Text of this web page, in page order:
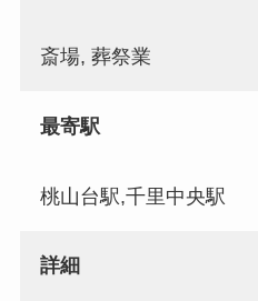
斎場, 葬祭業
最寄駅
桃山台駅,千里中央駅
詳細